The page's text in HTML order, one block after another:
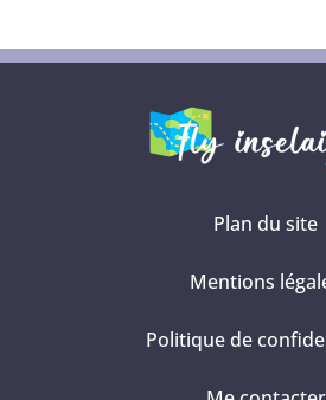
Plan du site
Mentions
Politique de